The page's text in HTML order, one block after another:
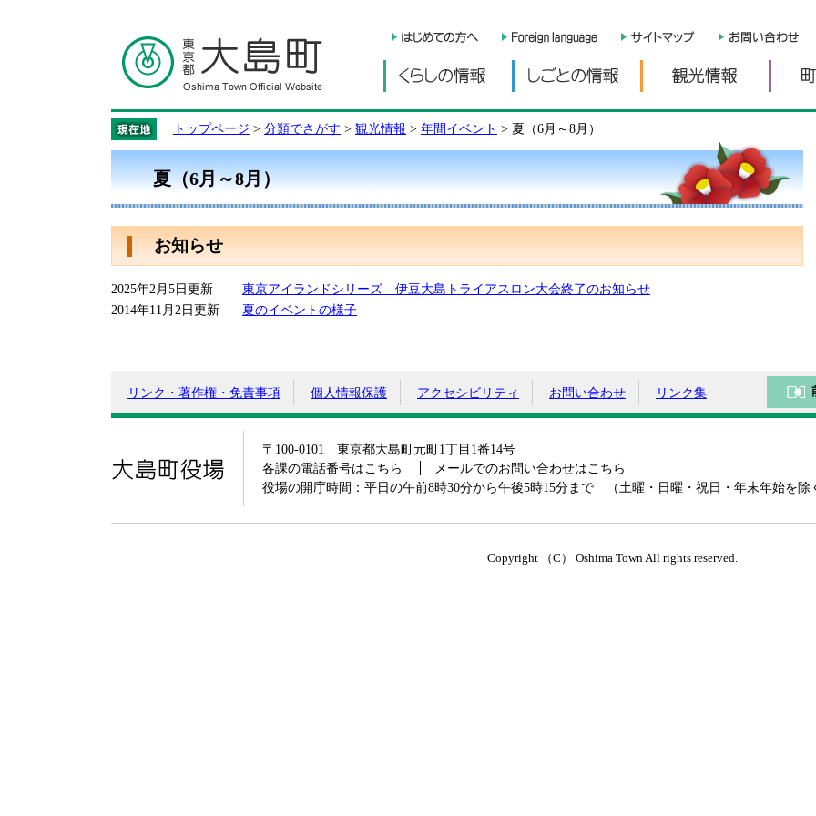
くらしの情報 しごとの情報 観光情
トップページ > 分類でさがす > 観光情報 > 年間イベント > 夏（6月～8月）
夏（6月～8月）
お知らせ
2025年2月5日更新
東京アイランドシリーズ 伊豆大島トライアスロン大会終了のお知らせ
2014年11月2日更新
夏のイベントの様子
リンク・著作権・免責事項 個人情報保護 アクセシビリティ お問い合わせ リンク集
大島町役場
〒100-0101 東京都大島町元町1丁目1番14号
各課の電話番号はこちら
メールでのお問い合わせはこちら
役場の開庁時間：平日の午前8時30分から午後5時15分まで （土曜・日曜・祝日・年末年始を除
Copyright （C） Oshima Town All rights reserved.